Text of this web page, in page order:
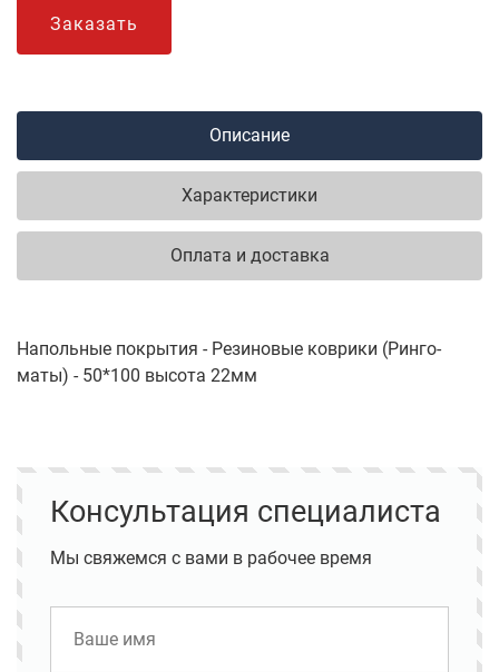
Заказать
Описание
Характеристики
Оплата и доставка
Напольные покрытия - Резиновые коврики (Ринго-
маты) - 50*100 высота 22мм
Консультация специалиста
Мы свяжемся с вами в рабочее время